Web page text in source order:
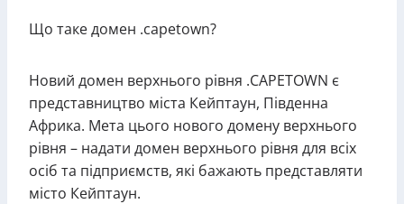
Що таке домен .capetown?
Новий домен верхнього рівня .CAPETOWN є
представництво міста Кейптаун, Південна
Африка. Мета цього нового домену верхнього
рівня – надати домен верхнього рівня для всіх
осіб та підприємств, які бажають представляти
місто Кейптаун.